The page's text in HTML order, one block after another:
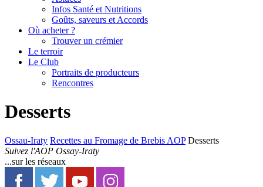
Infos Santé et Nutritions
Goûts, saveurs et Accords
Où acheter ?
Trouver un crémier
Le terroir
Le Club
Portraits de producteurs
Rencontres
Desserts
Ossau-Iraty Recettes au Fromage de Brebis AOP Desserts
Suivez l'AOP Ossay-Iraty
...sur les réseaux